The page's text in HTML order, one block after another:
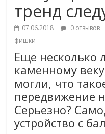
тренд
07.06.2018 0 отзывов
фишки
Еще несколько
каменному
могли, что
передвижение
Серьезно?
устройство с